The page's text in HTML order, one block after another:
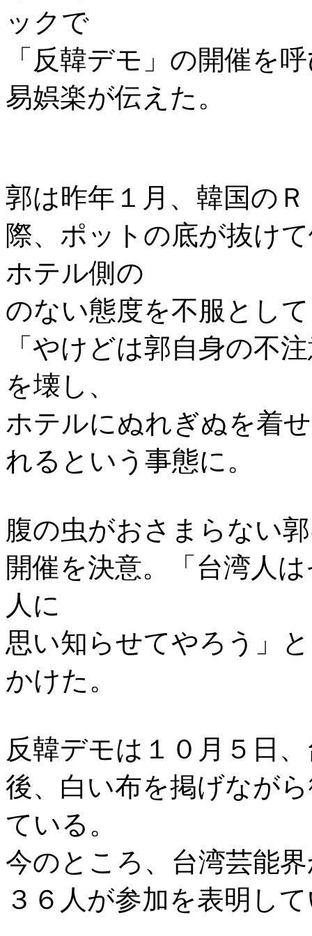
ックで
「反韓デモ」の開催を
易娯楽が伝えた。
郭は昨年１月、韓国の
際、ポットの底が抜け
ホテル側の
のない態度を不服とし
「やけどは郭自身の不
を壊し、
ホテルにぬれぎぬを着
れるという事態に。
腹の虫がおさまらない
開催を決意。「台湾人
人に
思い知らせてやろう」
かけた。
反韓デモは１０月５日
後、白い布を掲げなが
ている。
今のところ、台湾芸能
３６人が参加を表明し